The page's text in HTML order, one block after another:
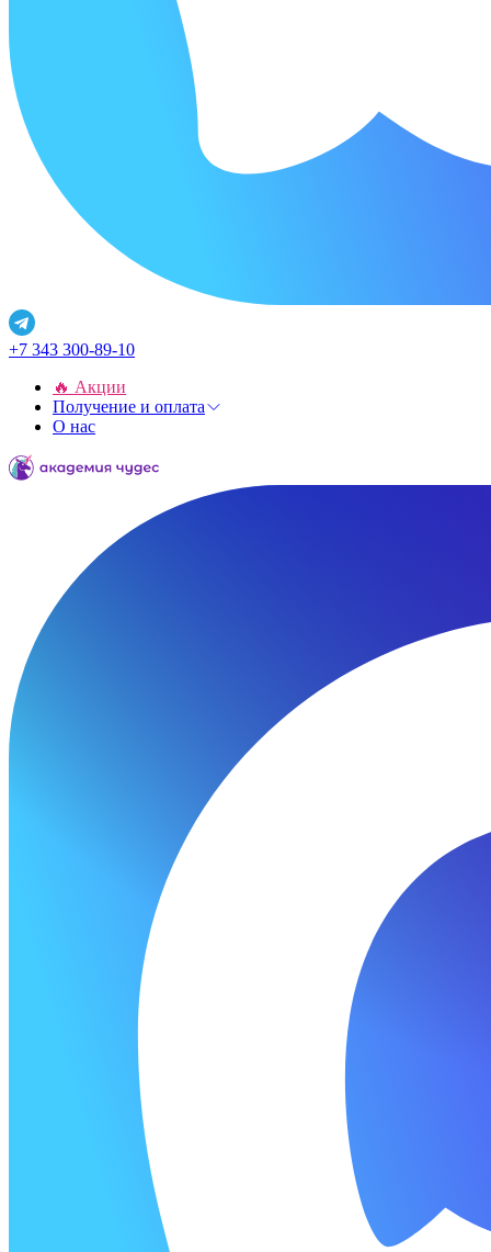
+7 343 300-89-10
🔥 Акции
Получение и оплата
О нас